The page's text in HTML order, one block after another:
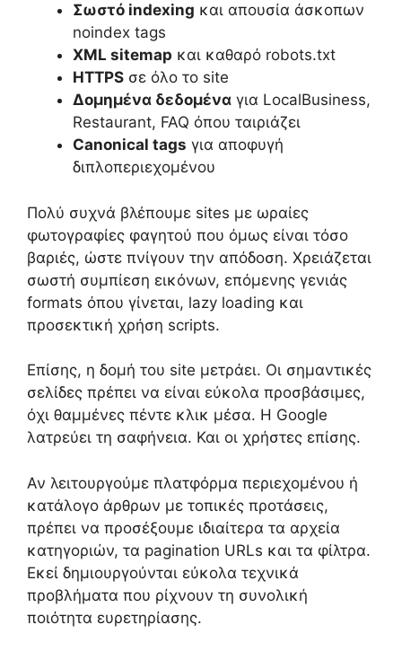
Σωστό indexing και απουσία άσκοπων
noindex tags
XML sitemap και καθαρό robots.txt
HTTPS σε όλο το site
Δομημένα δεδομένα για LocalBusiness,
Restaurant, FAQ όπου ταιριάζει
Canonical tags για αποφυγή
διπλοπεριεχομένου
Πολύ συχνά βλέπουμε sites με ωραίες
φωτογραφίες φαγητού που όμως είναι τόσο
βαριές, ώστε πνίγουν την απόδοση. Χρειάζεται
σωστή συμπίεση εικόνων, επόμενης γενιάς
formats όπου γίνεται, lazy loading και
προσεκτική χρήση scripts.
Επίσης, η δομή του site μετράει. Οι σημαντικές
σελίδες πρέπει να είναι εύκολα προσβάσιμες,
όχι θαμμένες πέντε κλικ μέσα. Η Google
λατρεύει τη σαφήνεια. Και οι χρήστες επίσης.
Αν λειτουργούμε πλατφόρμα περιεχομένου ή
κατάλογο άρθρων με τοπικές προτάσεις,
πρέπει να προσέξουμε ιδιαίτερα τα αρχεία
κατηγοριών, τα pagination URLs και τα φίλτρα.
Εκεί δημιουργούνται εύκολα τεχνικά
προβλήματα που ρίχνουν τη συνολική
ποιότητα ευρετηρίασης.